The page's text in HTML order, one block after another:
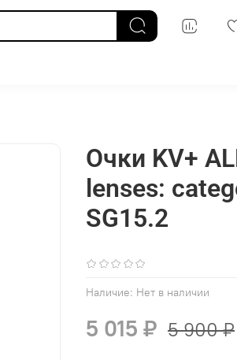
Наличие: Нет в наличии
Очки KV+
lenses:
SG15.2
5 015 ₽ 5 900 ₽